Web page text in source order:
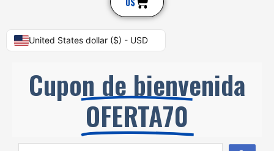
United States dollar ($) - USD
Cupon de bienvenida
OFERTA70